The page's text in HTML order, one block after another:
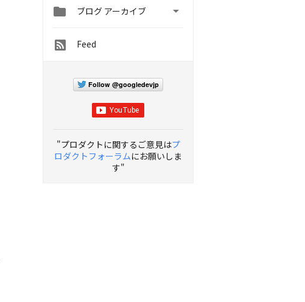
 ブログ アーカイブ 
Feed
Follow @googledevjp
"プロダクトに関するご意見はプ
ロダクトフォーラムにお願いしま
す"